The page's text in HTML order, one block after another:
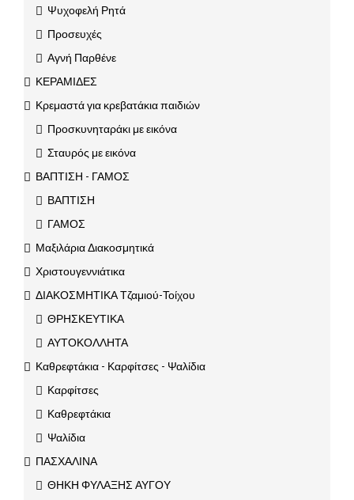
Ψυχοφελή Ρητά
Προσευχές
Αγνή Παρθένε
ΚΕΡΑΜΙΔΕΣ
Κρεμαστά για κρεβατάκια παιδιών
Προσκυνηταράκι με εικόνα
Σταυρός με εικόνα
ΒΑΠΤΙΣΗ - ΓΑΜΟΣ
ΒΑΠΤΙΣΗ
ΓΑΜΟΣ
Μαξιλάρια Διακοσμητικά
Χριστουγεννιάτικα
ΔΙΑΚΟΣΜΗΤΙΚΑ Τζαμιού-Τοίχου
ΘΡΗΣΚΕΥΤΙΚΑ
ΑΥΤΟΚΟΛΛΗΤΑ
Καθρεφτάκια - Καρφίτσες - Ψαλίδια
Καρφίτσες
Καθρεφτάκια
Ψαλίδια
ΠΑΣΧΑΛΙΝΑ
ΘΗΚΗ ΦΥΛΑΞΗΣ ΑΥΓΟΥ